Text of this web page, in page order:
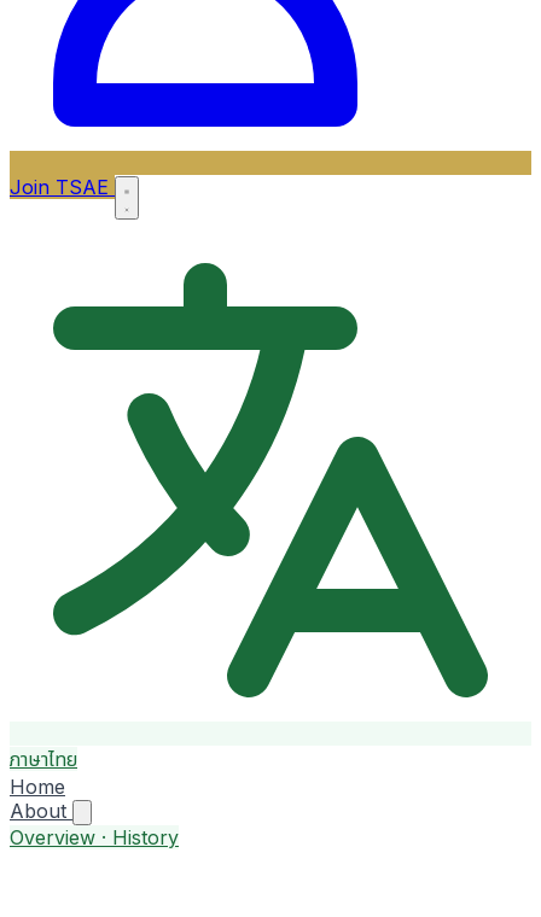
Join TSAE
ภาษาไทย
Home
About
Overview · History